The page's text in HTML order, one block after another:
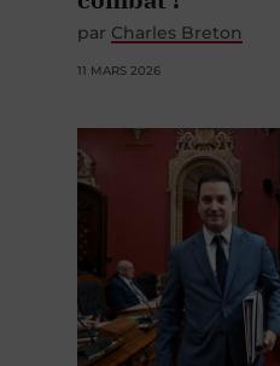
par Charles Breton
11 MARS 2026